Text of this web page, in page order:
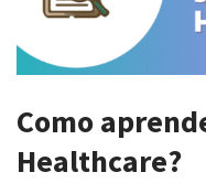
Como
Healthcare?